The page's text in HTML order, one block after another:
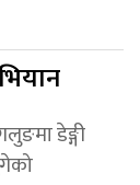
डेङ्गी